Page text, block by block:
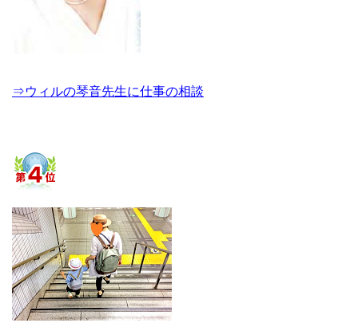
⇒ウィルの琴音先生に仕事の相談